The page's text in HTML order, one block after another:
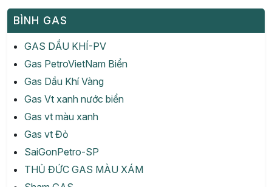
BÌNH GAS
GAS DẦU KHÍ-PV
Gas PetroVietNam Biển
Gas Dầu Khí Vàng
Gas Vt xanh nước biển
Gas vt màu xanh
Gas vt Đỏ
SaiGonPetro-SP
THỦ ĐỨC GAS MÀU XÁM